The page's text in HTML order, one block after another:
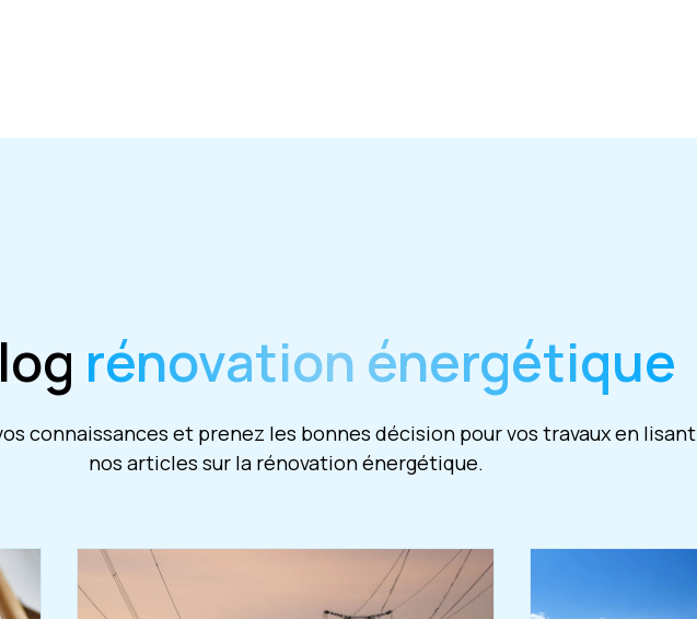
rénovation énergétique
connaissances et prenez les bonnes décision pour vos travaux en lisant
nos articles sur la rénovation énergétique.